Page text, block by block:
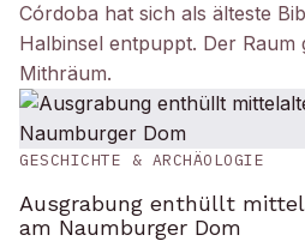
Córdoba hat sich als älteste
Halbinsel entpuppt. Der Raum
Mithräum.
GESCHICHTE & ARCHÄOLOGIE
Ausgrabung enthüllt
am Naumburger Dom